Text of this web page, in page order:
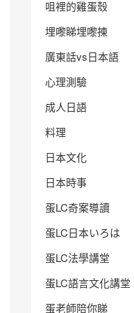
咀裡的雞蛋殼
埋嚟睇埋嚟揀
廣東話vs日本語
心理測驗
成人日語
料理
日本文化
日本時事
蛋LC奇案導讀
蛋LC日本いろは
蛋LC法學講堂
蛋LC語言文化講堂
蛋老師陪你睇